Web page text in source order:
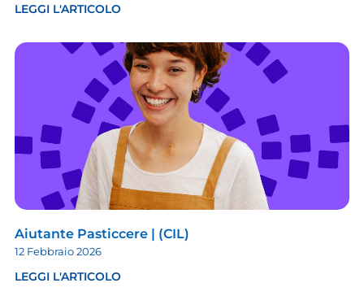
LEGGI L'ARTICOLO
Aiutante Pasticcere | (CIL)
12 Febbraio 2026
LEGGI L'ARTICOLO